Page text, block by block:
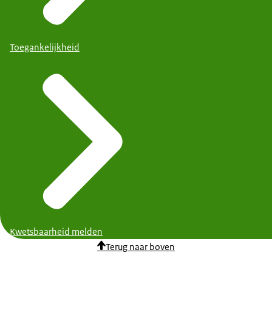
Toegankelijkheid
Kwetsbaarheid melden
Terug naar boven